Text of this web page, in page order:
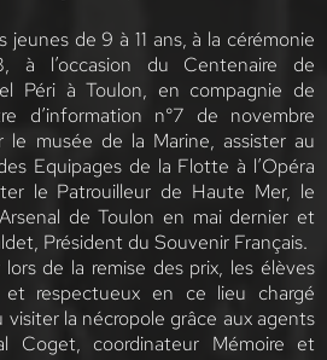
de 9 à 11 ans, à la cérémonie
à l’occasion du Centenaire de
Péri à Toulon, en compagnie de
d’information n°7 de novembre
musée de la Marine, assister au
Equipages de la Flotte à l’Opéra
le Patrouilleur de Haute Mer, le
de Toulon en mai dernier et
Président du Souvenir Français.
lors de la remise des prix, les élèves
respectueux en ce lieu chargé
visiter la nécropole grâce aux agents
Coget, coordinateur Mémoire et